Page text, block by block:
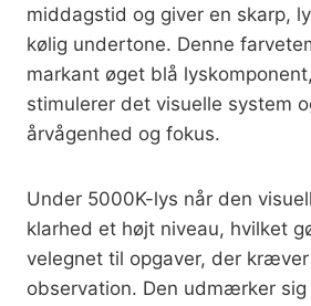
middagstid og giver en skarp,
kølig undertone. Denne
markant øget blå
stimulerer det visuelle system
årvågenhed og fokus.
Under 5000K-lys når den
klarhed et højt niveau, hvilket
velegnet til opgaver, der
observation. Den udmærker